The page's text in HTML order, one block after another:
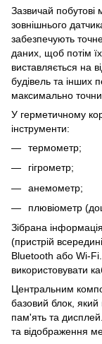
Зазвичай побутові
зовнішнього
забезпечують
даних, щоб потім
виставляється на
будівель та інших
максимально
У герметичному
інструменти:
термометр;
гігрометр;
анемометр;
плювіометр
Зібрана
(пристрій
Bluetooth або Wi-
використовувати
Центральним
базовий блок, який
пам'ять та
та відображення